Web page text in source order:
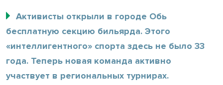
Активисты открыли в городе Обь
бесплатную секцию бильярда. Этого
«интеллигентного» спорта здесь не было 33
года. Теперь новая команда активно
участвует в региональных турнирах.